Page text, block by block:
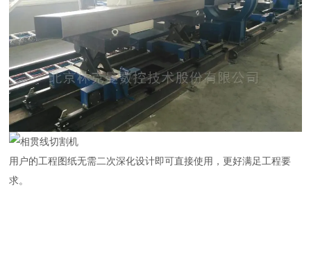
用户的工程图纸无需二次深化设计即可直接使用，更好满足工程要
求。